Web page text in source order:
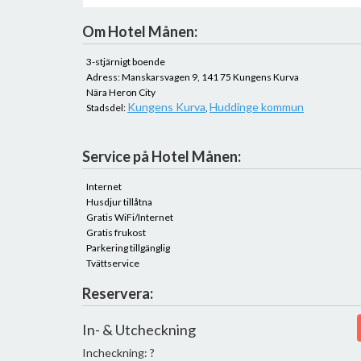
Om Hotel Månen:
3-stjärnigt boende
Adress: Manskarsvagen 9, 141 75 Kungens Kurva
Nära Heron City
Stadsdel: Kungens Kurva, Huddinge kommun
Service på Hotel Månen:
Internet
Husdjur tillåtna
Gratis WiFi/Internet
Gratis frukost
Parkering tillgänglig
Tvättservice
Reservera:
In- & Utcheckning
Incheckning: ?